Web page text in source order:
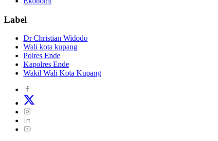
Label
Dr Christian Widodo
Wali kota kupang
Polres Ende
Kapolres Ende
Wakil Wali Kota Kupang